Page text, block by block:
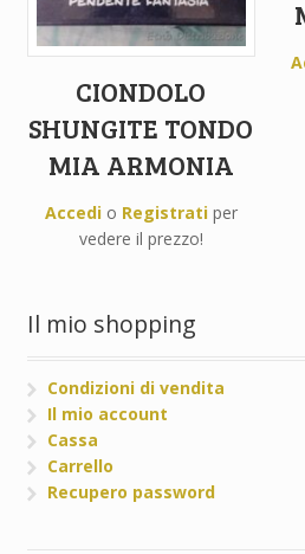
CIONDOLO
SHUNGITE TONDO
MIA ARMONIA
Accedio Registratiper
vedere il prezzo!
Il mio shopping
Condizioni di vendita
Il mio account
Cassa
Carrello
Recupero password